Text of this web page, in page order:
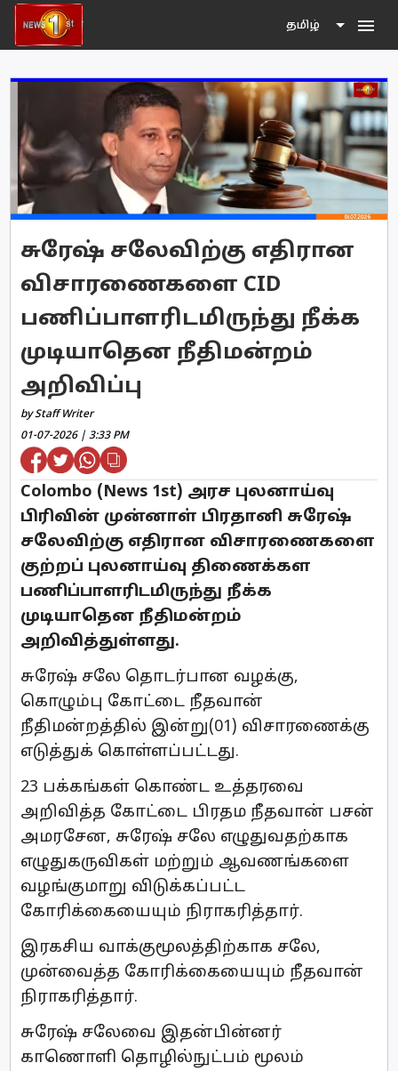
தமிழ் menu
சுரேஷ் சலேவிற்கு எதிரான
விசாரணைகளை CID
பணிப்பாளரிடமிருந்து நீக்க
முடியாதென நீதிமன்றம்
அறிவிப்பு
by Staff Writer
01-07-2026 | 3:33 PM
Colombo (News 1st) அரச புலனாய்வு
பிரிவின் முன்னாள் பிரதானி சுரேஷ்
சலேவிற்கு எதிரான விசாரணைகளை
குற்றப் புலனாய்வு திணைக்கள
பணிப்பாளரிடமிருந்து நீக்க
முடியாதென நீதிமன்றம்
அறிவித்துள்ளது.
சுரேஷ் சலே தொடர்பான வழக்கு,
கொழும்பு கோட்டை நீதவான்
நீதிமன்றத்தில் இன்று(01) விசாரணைக்கு
எடுத்துக் கொள்ளப்பட்டது.
23 பக்கங்கள் கொண்ட உத்தரவை
அறிவித்த கோட்டை பிரதம நீதவான் பசன்
அமரசேன, சுரேஷ் சலே எழுதுவதற்காக
எழுதுகருவிகள் மற்றும் ஆவணங்களை
வழங்குமாறு விடுக்கப்பட்ட
கோரிக்கையையும் நிராகரித்தார்.
இரகசிய வாக்குமூலத்திற்காக சலே,
முன்வைத்த கோரிக்கையையும் நீதவான்
நிராகரித்தார்.
சுரேஷ் சலேவை இதன்பின்னர்
காணொளி தொழில்நுட்பம் மூலம்